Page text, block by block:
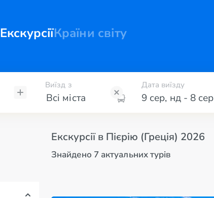
ЕкскурсіїКраїни світу
Виїзд з Дата виїзду
9 сер, нд- 8 сер
Екскурсії в Пієрію (Греція) 2026
Знайдено 7 актуальних турів